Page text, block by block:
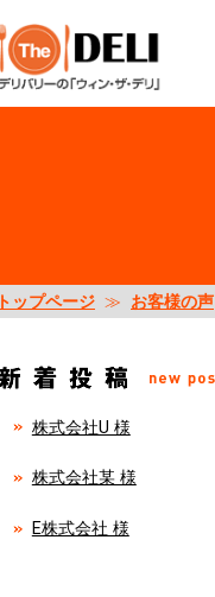
トップページ ≫ お客様の声
株式会社U 様
株式会社某 様
E株式会社 様